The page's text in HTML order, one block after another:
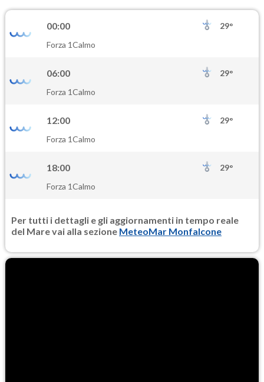
00:00
29°
Forza 1Calmo
06:00
29°
Forza 1Calmo
12:00
29°
Forza 1Calmo
18:00
29°
Forza 1Calmo
Per tutti i dettagli e gli aggiornamenti in tempo reale
del Mare vai alla sezione MeteoMar Monfalcone